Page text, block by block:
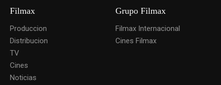
Filmax
Produccion
Distribucion
TV
Cines
Noticias
Grupo Filmax
Filmax Internacional
Cines Filmax